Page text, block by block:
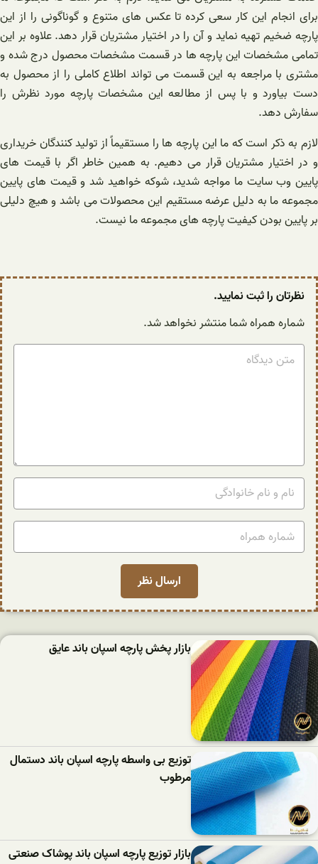
برای انجام این کار سعی کرده تا عکس های متنوع و گوناگونی را از این
پارچه ضخیم تهیه نماید و آن را در اختیار مشتریان قرار دهد. علاوه بر این
تمامی مشخصات این پارچه ها در قسمت مشخصات محصول درج شده و
مشتری با مراجعه به این قسمت می تواند اطلاع کاملی را از محصول به
دست بیاورد و با پس از مطالعه این مشخصات پارچه مورد نظرش را
سفارش دهد.
لازم به ذکر است که ما این پارچه ها را مستقیماً از تولید کنندگان خریداری
و در اختیار مشتریان قرار می دهیم. به همین خاطر اگر با قیمت های
پایین وب سایت ما مواجه شدید، شوکه خواهید شد و قیمت های پایین
مجموعه ما به دلیل عرضه مستقیم این محصولات می باشد و هیچ دلیلی
بر پایین بودن کیفیت پارچه های مجموعه ما نیست.
نظرتان را ثبت نمایید.
شماره همراه شما منتشر نخواهد شد.
بازار پخش پارچه اسپان باند عایق
توزیع بی واسطه پارچه اسپان باند دستمال
مرطوب
بازار توزیع پارچه اسپان باند پوشاک صنعتی